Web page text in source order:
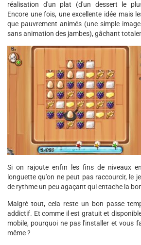
réalisation d'un plat (d'un dessert le
Encore une fois, une excellente idée mais
que pauvrement animés (une simple
sans animation des jambes), gâchant
Si on rajoute enfin les fins de niveaux
longuette qu'on ne peut pas raccourcir, le
de rythme un peu agaçant qui entache la
Malgré tout, cela reste un bon passe
addictif. Et comme il est gratuit et
mobile, pourquoi ne pas l'installer et vous
même ?